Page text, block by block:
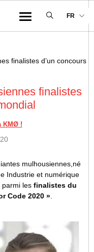
Menu
FR
finalistes d’un concours
finalistes
KMØ !
mulhousiennes,né
Industrie et numérique
parmi les finalistes du
Code 2020 ».